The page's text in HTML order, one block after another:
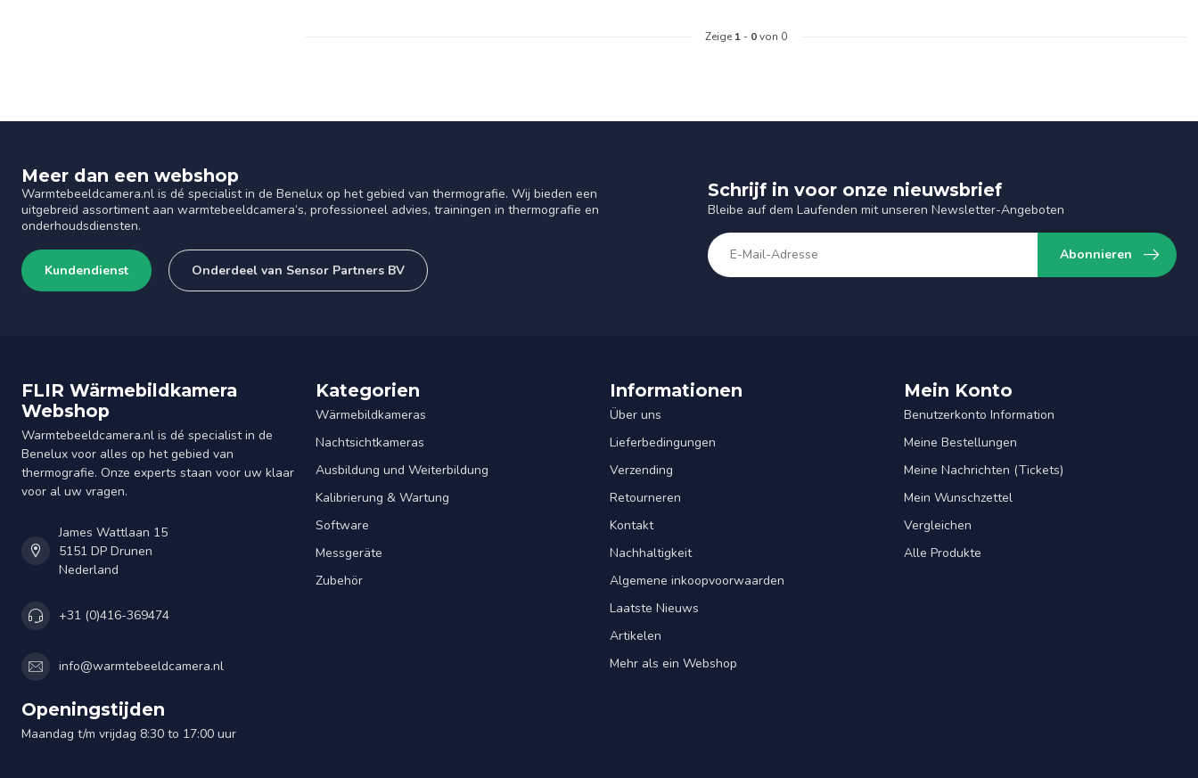
Zeige 1 - 0von 0
Meer dan een webshop
Warmtebeeldcamera.nl is dé specialist in de Benelux op het gebied van thermografie. Wij bieden een
uitgebreid assortiment aan warmtebeeldcamera’s, professioneel advies, trainingen in thermografie en
onderhoudsdiensten.
Kundendienst Onderdeel van Sensor Partners BV
Schrijf in voor onze nieuwsbrief
Bleibe auf dem Laufenden mit unseren Newsletter-Angeboten
Abonnieren
FLIR Wärmebildkamera
Webshop
Warmtebeeldcamera.nl is dé specialist in de
Benelux voor alles op het gebied van
thermografie. Onze experts staan voor uw klaar
voor al uw vragen.
James Wattlaan 15
5151 DP Drunen
Nederland
+31 (0)416-369474
info@warmtebeeldcamera.nl
Openingstijden
Maandag t/m vrijdag 8:30 to 17:00 uur
Kategorien
Wärmebildkameras
Nachtsichtkameras
Ausbildung und Weiterbildung
Kalibrierung & Wartung
Software
Messgeräte
Zubehör
Informationen
Über uns
Lieferbedingungen
Verzending
Retourneren
Kontakt
Nachhaltigkeit
Algemene inkoopvoorwaarden
Laatste Nieuws
Artikelen
Mehr als ein Webshop
Mein Konto
Benutzerkonto Information
Meine Bestellungen
Meine Nachrichten (Tickets)
Mein Wunschzettel
Vergleichen
Alle Produkte